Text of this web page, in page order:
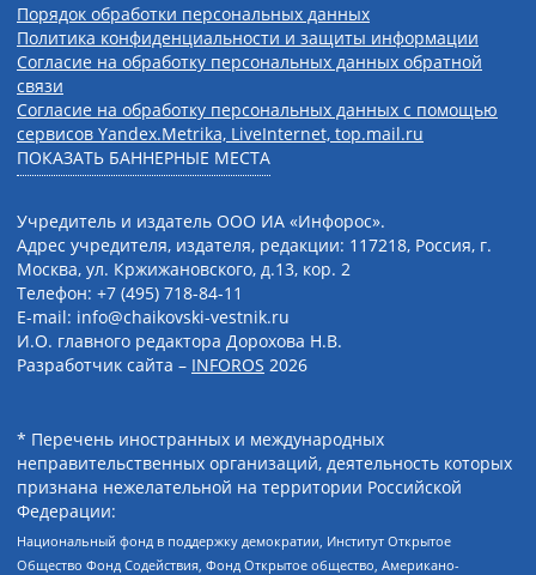
Порядок обработки персональных данных
Политика конфиденциальности и защиты информации
Согласие на обработку персональных данных обратной
связи
Согласие на обработку персональных данных с помощью
сервисов Yandex.Metrika, LiveInternet, top.mail.ru
ПОКАЗАТЬ БАННЕРНЫЕ МЕСТА
Учредитель и издатель ООО ИА «Инфорос».
Адрес учредителя, издателя, редакции: 117218, Россия, г.
Москва, ул. Кржижановского, д.13, кор. 2
Телефон: +7 (495) 718-84-11
E-mail: info@chaikovski-vestnik.ru
И.О. главного редактора Дорохова Н.В.
Разработчик сайта – INFOROS 2026
* Перечень иностранных и международных
неправительственных организаций, деятельность которых
признана нежелательной на территории Российской
Федерации:
Национальный фонд в поддержку демократии, Институт Открытое
Общество Фонд Содействия, Фонд Открытое общество, Американо-